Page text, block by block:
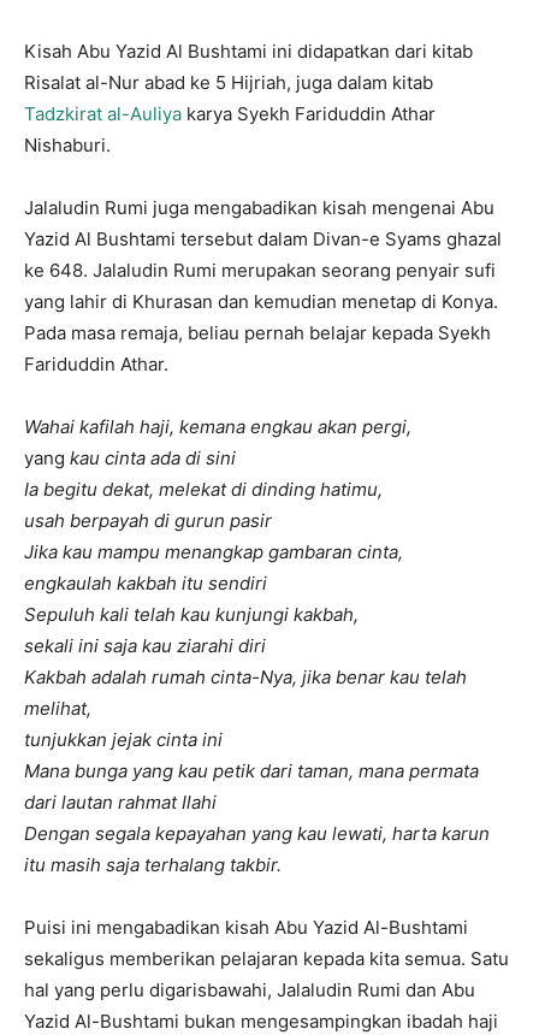
Kisah Abu Yazid Al Bushtami ini didapatkan dari kitab
Risalat al-Nur abad ke 5 Hijriah, juga dalam kitab
Tadzkirat al-Auliya karya Syekh Fariduddin Athar
Nishaburi.
Jalaludin Rumi juga mengabadikan kisah mengenai Abu
Yazid Al Bushtami tersebut dalam Divan-e Syams ghazal
ke 648. Jalaludin Rumi merupakan seorang penyair sufi
yang lahir di Khurasan dan kemudian menetap di Konya.
Pada masa remaja, beliau pernah belajar kepada Syekh
Fariduddin Athar.
Wahai kafilah haji, kemana engkau akan pergi,
yang kau cinta ada di sini
Ia begitu dekat, melekat di dinding hatimu,
usah berpayah di gurun pasir
Jika kau mampu menangkap gambaran cinta,
engkaulah kakbah itu sendiri
Sepuluh kali telah kau kunjungi kakbah,
sekali ini saja kau ziarahi diri
Kakbah adalah rumah cinta-Nya, jika benar kau telah
melihat,
tunjukkan jejak cinta ini
Mana bunga yang kau petik dari taman, mana permata
dari lautan rahmat Ilahi
Dengan segala kepayahan yang kau lewati, harta karun
itu masih saja terhalang takbir.
Puisi ini mengabadikan kisah Abu Yazid Al-Bushtami
sekaligus memberikan pelajaran kepada kita semua. Satu
hal yang perlu digarisbawahi, Jalaludin Rumi dan Abu
Yazid Al-Bushtami bukan mengesampingkan ibadah haji